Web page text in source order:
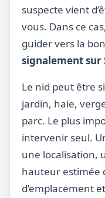
suspecte vient
vous. Dans ce
guider vers la
signalement sur
Le nid peut être
jardin, haie,
parc. Le plus
intervenir seul.
une localisation,
hauteur estimée
d’emplacement